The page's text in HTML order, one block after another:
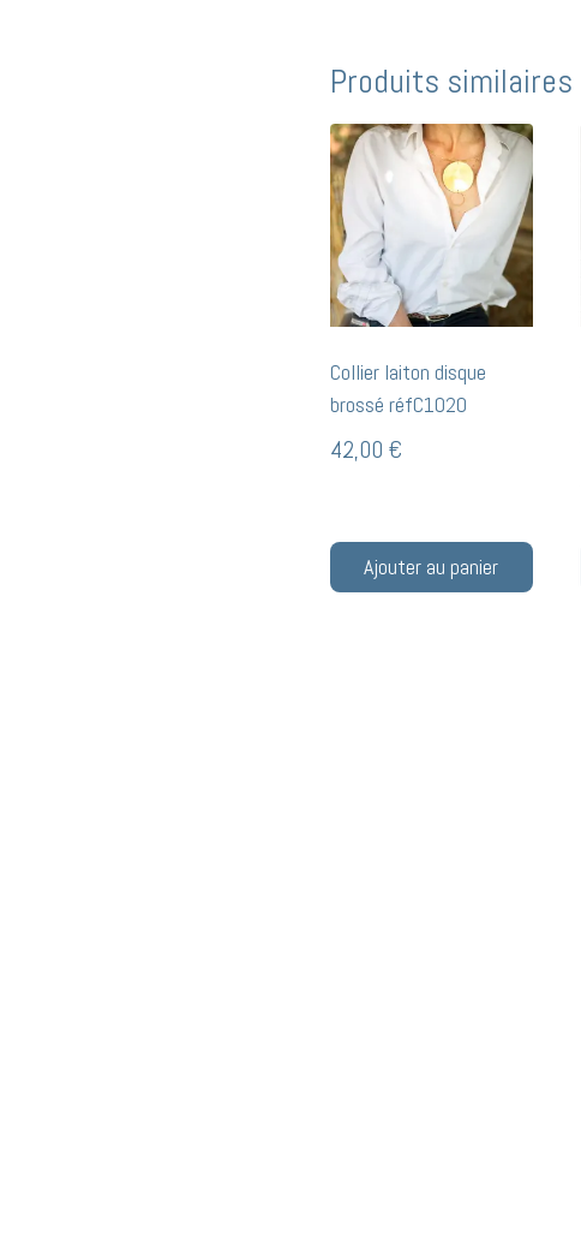
Produits similaires
Collier laiton disque
brossé réfC1020
42,00 €
Ajouter au panier